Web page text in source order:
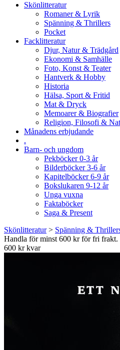
Skönlitteratur
Romaner & Lyrik
Spänning & Thrillers
Pocket
Facklitteratur
Djur, Natur & Trädgård
Ekonomi & Samhälle
Foto, Konst & Teater
Hantverk & Hobby
Historia
Hälsa, Sport & Fritid
Mat & Dryck
Memoarer & Biografier
Religion, Filosofi &
Månadens erbjudande
.
Barn- och ungdom
Pekböcker 0-3 år
Bilderböcker 3-6 år
Kapitelböcker 6-9 år
Bokslukaren 9-12 år
Unga vuxna
Faktaböcker
Saga & Present
Skönlitteratur> Spänning &
Handla för minst 600 kr för fri frakt.
600 kr kvar